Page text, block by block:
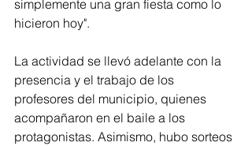
simplemente una gran fiesta como lo
hicieron hoy".
La actividad se llevó adelante con la
presencia y el trabajo de los
profesores del municipio, quienes
acompañaron en el baile a los
protagonistas. Asimismo, hubo sorteos